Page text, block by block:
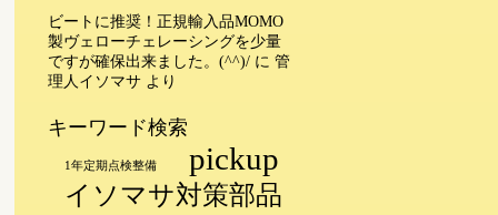
ビートに推奨！正規輸入品MOMO
製ヴェローチェレーシングを少量
ですが確保出来ました。(^^)/ に 管
理人イソマサ より
キーワード検索
1年定期点検整備 pickup
イソマサ対策部品